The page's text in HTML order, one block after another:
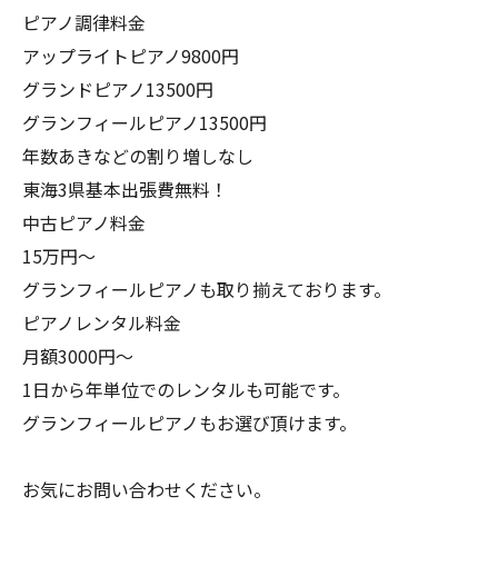
ピアノ調律料金
アップライトピアノ9800円
グランドピアノ13500円
グランフィールピアノ13500円
年数あきなどの割り増しなし
東海3県基本出張費無料！
中古ピアノ料金
15万円〜
グランフィールピアノも取り揃えております。
ピアノレンタル料金
月額3000円〜
1日から年単位でのレンタルも可能です。
グランフィールピアノもお選び頂けます。
お気にお問い合わせください。